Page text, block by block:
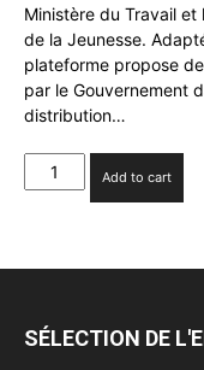
Ministère du Travail et
de la Jeunesse.
plateforme propose
par le Gouvernement
distribution…
SFR
lance
d’engagement
Add to cart
SÉLECTION DE